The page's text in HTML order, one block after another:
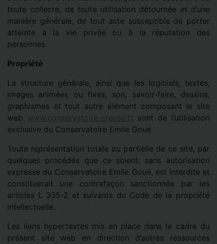
toute collecte, de toute utilisation détournée et d’une
manière générale, de tout acte susceptible de porter
atteinte à la vie privée ou à la réputation des
personnes.
Propriété
La structure générale, ainsi que les logiciels, textes,
images animées ou fixes, son, savoir-faire, dessins,
graphismes et tout autre élément composant le site
web www.conservatoire-creuse.fr
sont de l’utilisation
exclusive du Conservatoire Emile Goué
Toute représentation totale ou partielle de ce site, par
quelques procédés que ce soient, sans autorisation
expresse du Conservatoire Emile Goué, est interdite et
constituerait une contrefaçon sanctionnée par les
articles L 335-2 et suivants du Code de la propriété
intellectuelle.
Les liens hypertextes mis en place dans le cadre du
présent site web en direction d’autres ressources